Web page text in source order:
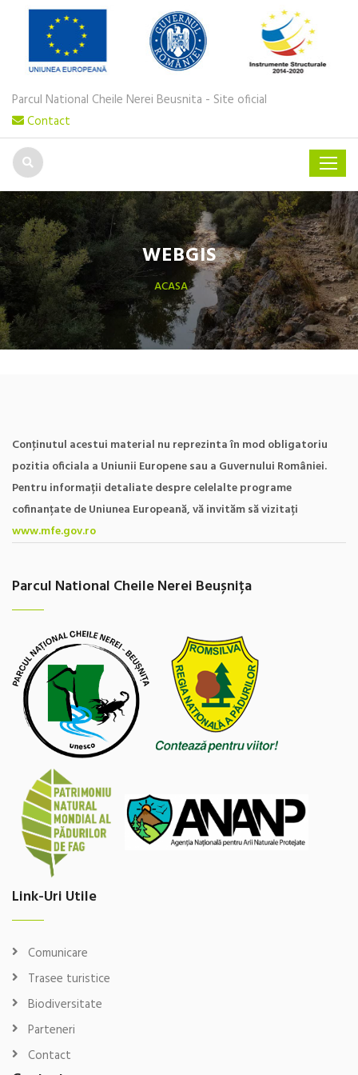
Parcul National Cheile Nerei Beusnita - Site oficial
Contact
WEBGIS
ACASA
Conţinutul acestui material nu reprezinta în mod obligatoriu
pozitia oficiala a Uniunii Europene sau a Guvernului României.
Pentru informații detaliate despre celelalte programe
cofinanțate de Uniunea Europeană, vă invităm să vizitați
www.mfe.gov.ro
Parcul National Cheile Nerei Beușnița
Link-Uri Utile
Comunicare
Trasee turistice
Biodiversitate
Parteneri
Contact